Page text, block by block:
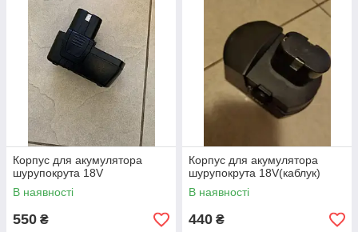
Корпус для акумулятора
шурупокрута 18V
В наявності
550 ₴
Корпус для акумулятора
шурупокрута 18V(каблук)
В наявності
440 ₴